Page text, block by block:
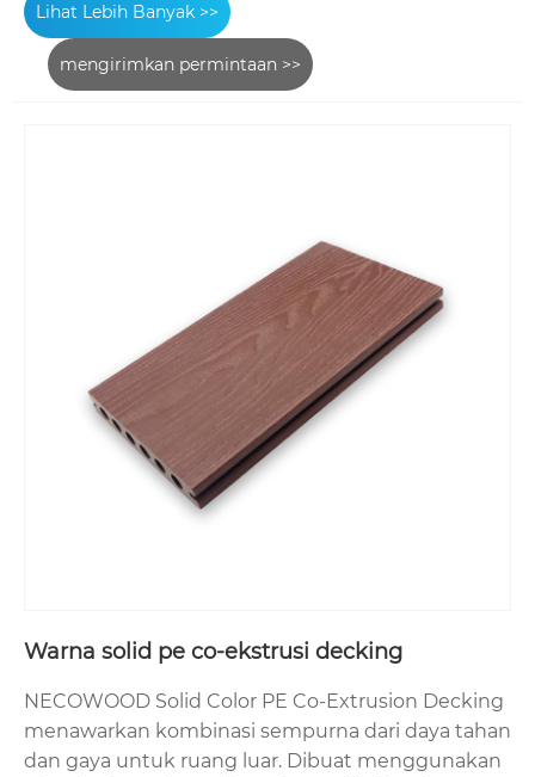
Lihat Lebih Banyak >>
mengirimkan permintaan >>
Warna solid pe co-ekstrusi decking
NECOWOOD Solid Color PE Co-Extrusion Decking
menawarkan kombinasi sempurna dari daya tahan
dan gaya untuk ruang luar. Dibuat menggunakan